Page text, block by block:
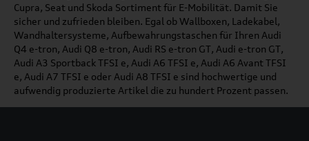
Cupra, Seat und Skoda Sortiment für E-Mobilität. Damit Sie
sicher und zufrieden bleiben. Egal ob Wallboxen, Ladekabel,
Wandhaltersysteme, Aufbewahrungstaschen für Ihren Audi
Q4 e-tron, Audi Q8 e-tron, Audi RS e-tron GT, Audi e-tron GT,
Audi A3 Sportback TFSI e, Audi A6 TFSI e, Audi A6 Avant TFSI
e, Audi A7 TFSI e oder Audi A8 TFSI e sind hochwertige und
aufwendig produzierte Artikel die zu hundert Prozent passen.